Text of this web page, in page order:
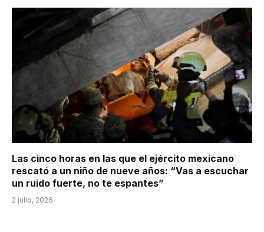
Las cinco horas en las que el ejército mexicano
rescató a un niño de nueve años: “Vas a escuchar
un ruido fuerte, no te espantes”
2 julio, 2026